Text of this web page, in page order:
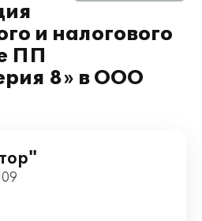
и налогового
ПП
8» в ООО